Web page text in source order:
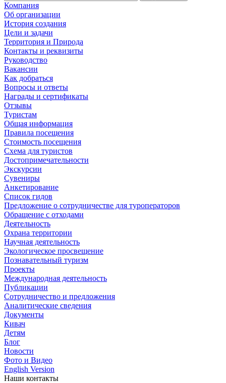
Компания
Об организации
История создания
Цели и задачи
Территория и Природа
Контакты и реквизиты
Руководство
Вакансии
Как добраться
Вопросы и ответы
Награды и сертификаты
Отзывы
Туристам
Общая информация
Правила посещения
Стоимость посещения
Схема для туристов
Достопримечательности
Экскурсии
Сувениры
Анкетирование
Список гидов
Предложение о сотрудничестве для туроператоров
Обращение с отходами
Деятельность
Охрана территории
Научная деятельность
Экологическое просвещение
Познавательный туризм
Проекты
Международная деятельность
Публикации
Сотрудничество и предложения
Аналитические сведения
Документы
Кивач
Детям
Блог
Новости
Фото и Видео
English Version
Наши контакты